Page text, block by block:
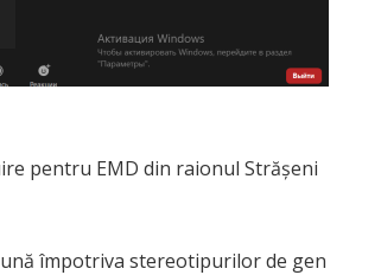
pentru EMD din raionul Strășeni
împotriva stereotipurilor de gen